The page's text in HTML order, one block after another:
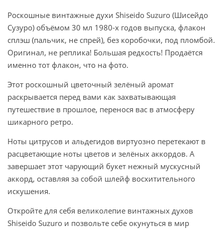
Роскошные винтажные духи Shiseido Suzuro (Шисейдо
Сузуро) объёмом 30 мл 1980-х годов выпуска, флакон
сплэш (пальчик, не спрей), без коробочки, под пломбой.
Оригинал, не реплика! Большая редкость! Продаётся
именно тот флакон, что на фото.
Этот роскошный цветочный зелёный аромат
раскрывается перед вами как захватывающая
путешествие в прошлое, перенося вас в атмосферу
шикарного ретро.
Ноты цитрусов и альдегидов виртуозно перетекают в
расцветающие ноты цветов и зелёных аккордов. А
завершает этот чарующий букет нежный мускусный
аккорд, оставляя за собой шлейф восхитительного
искушения.
Откройте для себя великолепие винтажных духов
Shiseido Suzuro и позвольте себе окунуться в мир